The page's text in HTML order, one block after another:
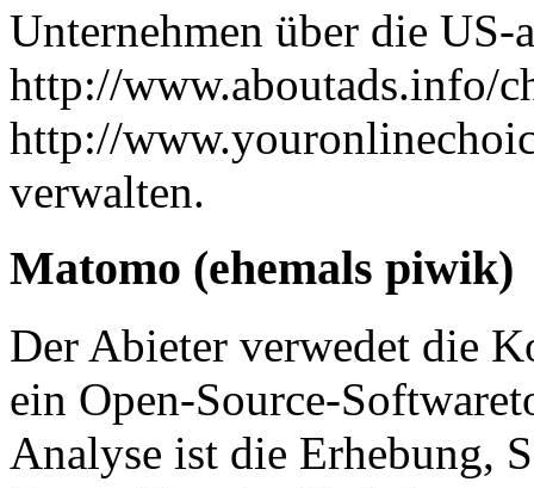
Unternehmen über die US-
http://www.aboutads.info/
http://
verwalten.
Matomo (ehemals piwik)
Der Abieter verwedet die
ein Open-Source-
Analyse ist die Erhebung,